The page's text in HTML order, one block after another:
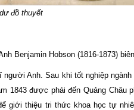
đồ thuyết
Benjamin Hobson (1816-1873)
Anh. Sau khi tốt nghiệp
1843 được phái đến Quảng Châu
giới thiệu tri thức khoa học tự